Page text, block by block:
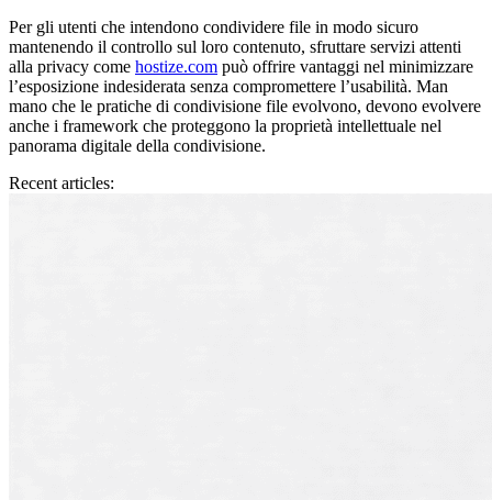
Per gli utenti che intendono condividere file in modo sicuro
mantenendo il controllo sul loro contenuto, sfruttare servizi attenti
alla privacy come hostize.com può offrire vantaggi nel minimizzare
l’esposizione indesiderata senza compromettere l’usabilità. Man
mano che le pratiche di condivisione file evolvono, devono evolvere
anche i framework che proteggono la proprietà intellettuale nel
panorama digitale della condivisione.
Recent articles: